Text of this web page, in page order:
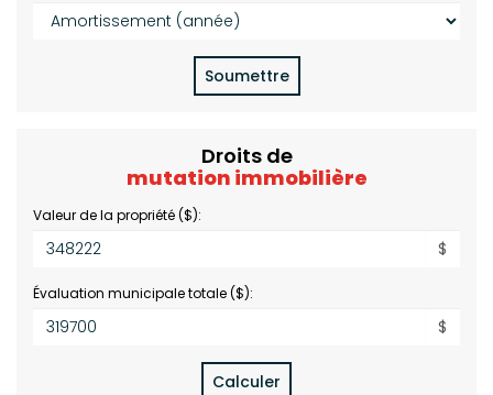
($):
Amortissement
(année):
Soumettre
Droits de
mutation immobilière
Valeur de la propriété ($):
$
Évaluation municipale totale ($):
$
Calculer